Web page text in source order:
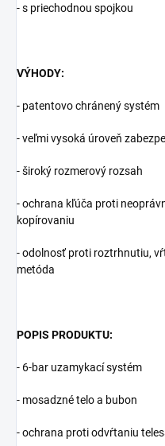
- s priechodnou spojkou
VÝHODY:
- patentovo chránený systém
- veľmi vysoká úroveň
- široký rozmerový rozsah
- ochrana kľúča proti
kopírovaniu
- odolnosť proti roztrhnutiu,
metóda
POPIS PRODUKTU:
- 6-bar uzamykací systém
- mosadzné telo a bubon
- ochrana proti odvŕtaniu